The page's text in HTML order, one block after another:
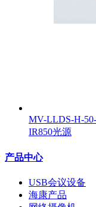
MV-LLDS-H-
IR850光源
产品中心
USB会议设备
海康产品